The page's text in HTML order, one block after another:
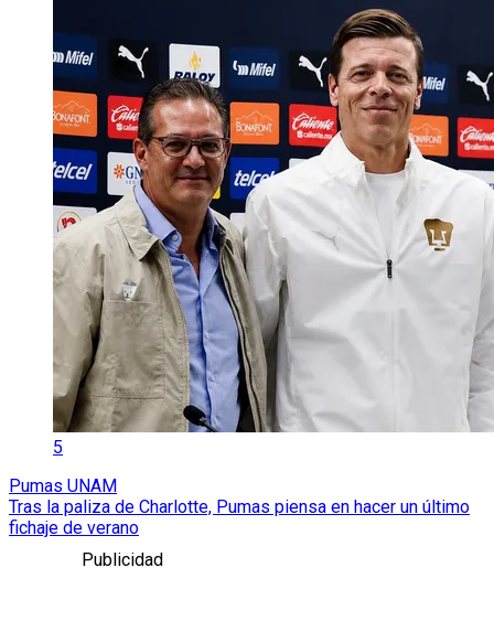
5
Pumas UNAM
Tras la paliza de Charlotte, Pumas piensa en hacer un último
fichaje de verano
Publicidad